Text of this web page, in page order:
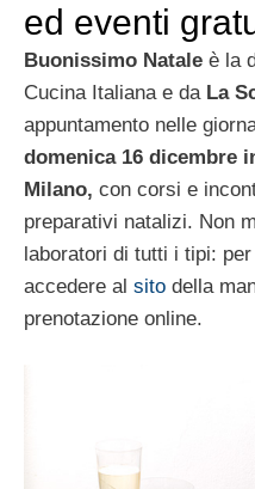
ed eventi
Buonissimo Natale è la
Cucina Italiana e da La
appuntamento nelle
domenica 16 dicembre
Milano, con corsi e
preparativi natalizi. Non
laboratori di tutti i tipi:
accedere al sito della
prenotazione online.